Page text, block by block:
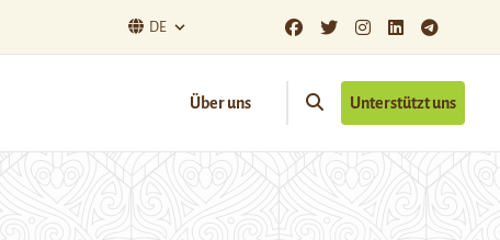
DE
Über uns Unterstützt uns